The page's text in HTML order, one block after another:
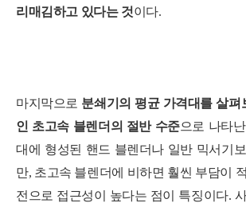
리매김하고 있다는 것이다.
마지막으로 분쇄기의 평균 가격대를 살펴
인 초고속 블렌더의 절반 수준으로 나타
대에 형성된 핸드 블렌더나 일반 믹서기
만, 초고속 블렌더에 비하면 훨씬 부담이
전으로 접근성이 높다는 점이 특징이다.